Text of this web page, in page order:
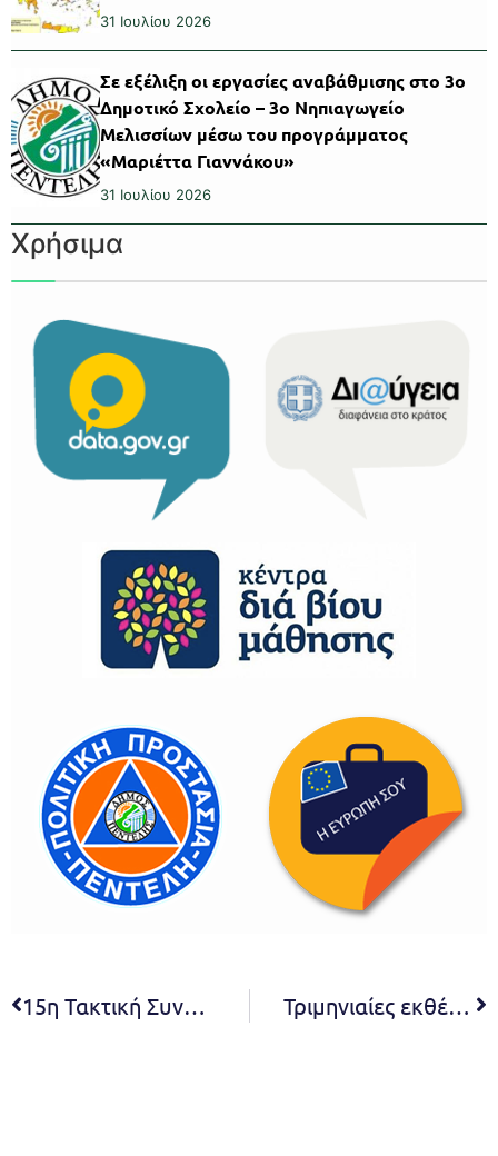
31 Ιουλίου 2026
Σε εξέλιξη οι εργασίες αναβάθμισης στο 3ο
Δημοτικό Σχολείο – 3ο Νηπιαγωγείο
Μελισσίων μέσω του προγράμματος
«Μαριέττα Γιαννάκου»
31 Ιουλίου 2026
Χρήσιμα
15η Τακτική Συνεδρίαση του Δημοτικού Συμβουλίου για το 2023 – 03.07.2023 – 18:30 (Live) Τριμηνιαίες εκθέσεις προϋπολογισμού 2023